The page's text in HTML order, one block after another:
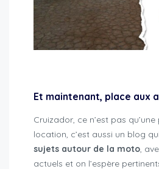
Et maintenant, place aux
Cruizador, ce n’est pas
location, c’est aussi un blog
sujets autour de la moto,
actuels et on l’espère